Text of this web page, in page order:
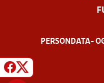
PERSONDATA-